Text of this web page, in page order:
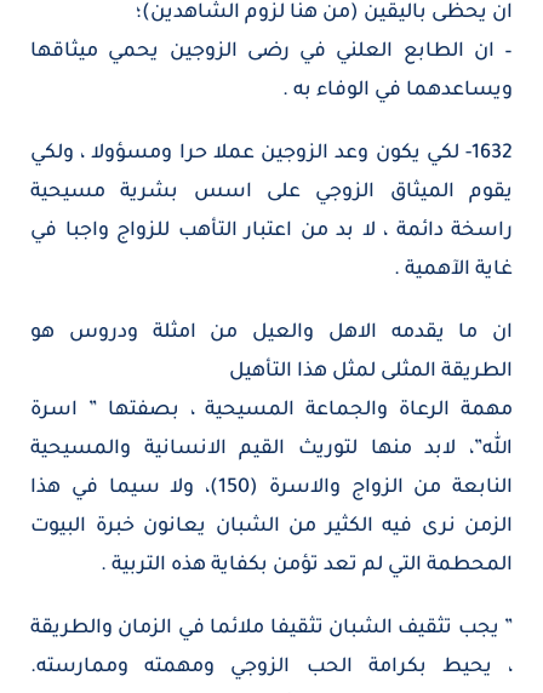
ان يحظى باليقين (من هنا لزوم الشاهدين)؛
– ان الطابع العلني في رضى الزوجين يحمي ميثاقها
ويساعدهما في الوفاء به .
1632- لكي يكون وعد الزوجين عملا حرا ومسؤولا ، ولكي
يقوم الميثاق الزوجي على اسس بشرية مسيحية
راسخة دائمة ، لا بد من اعتبار التأهب للزواج واجبا في
غاية الآهمية .
ان ما يقدمه الاهل والعيل من امثلة ودروس هو
الطريقة المثلى لمثل هذا التأهيل
مهمة الرعاة والجماعة المسيحية ، بصفتها ” اسرة
الله”، لابد منها لتوريث القيم الانسانية والمسيحية
النابعة من الزواج والاسرة (150)، ولا سيما في هذا
الزمن نرى فيه الكثير من الشبان يعانون خبرة البيوت
المحطمة التي لم تعد تؤمن بكفاية هذه التربية .
” يجب تثقيف الشبان تثقيفا ملائما في الزمان والطريقة
، يحيط بكرامة الحب الزوجي ومهمته وممارسته.